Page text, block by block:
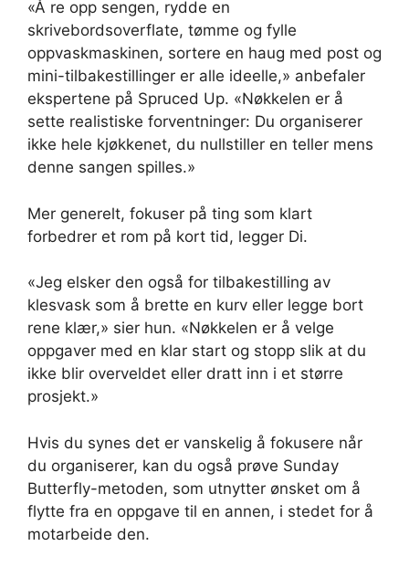
«Å re opp sengen, rydde en
skrivebordsoverflate, tømme og fylle
oppvaskmaskinen, sortere en haug med post og
mini-tilbakestillinger er alle ideelle,» anbefaler
ekspertene på Spruced Up. «Nøkkelen er å
sette realistiske forventninger: Du organiserer
ikke hele kjøkkenet, du nullstiller en teller mens
denne sangen spilles.»
Mer generelt, fokuser på ting som klart
forbedrer et rom på kort tid, legger Di.
«Jeg elsker den også for tilbakestilling av
klesvask som å brette en kurv eller legge bort
rene klær,» sier hun. «Nøkkelen er å velge
oppgaver med en klar start og stopp slik at du
ikke blir overveldet eller dratt inn i et større
prosjekt.»
Hvis du synes det er vanskelig å fokusere når
du organiserer, kan du også prøve Sunday
Butterfly-metoden, som utnytter ønsket om å
flytte fra en oppgave til en annen, i stedet for å
motarbeide den.